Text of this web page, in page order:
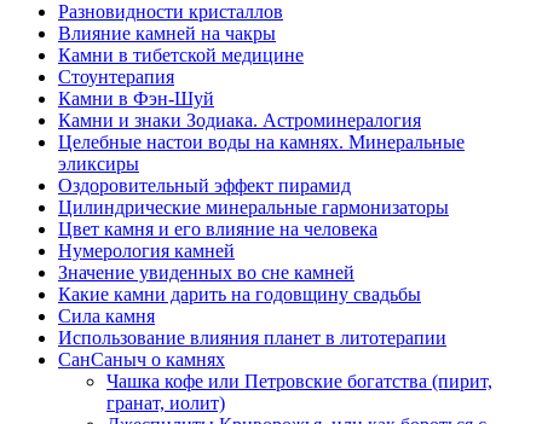
Разновидности кристаллов
Влияние камней на чакры
Камни в тибетской медицине
Стоунтерапия
Камни в Фэн-Шуй
Камни и знаки Зодиака. Астроминералогия
Целебные настои воды на камнях. Минеральные
эликсиры
Оздоровительный эффект пирамид
Цилиндрические минеральные гармонизаторы
Цвет камня и его влияние на человека
Нумерология камней
Значение увиденных во сне камней
Какие камни дарить на годовщину свадьбы
Cила камня
Использование влияния планет в литотерапии
СанСаныч о камнях
Чашка кофе или Петровские богатства (пирит,
гранат, иолит)